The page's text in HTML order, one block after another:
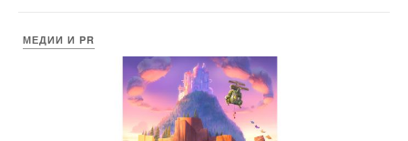
МЕДИИ И PR